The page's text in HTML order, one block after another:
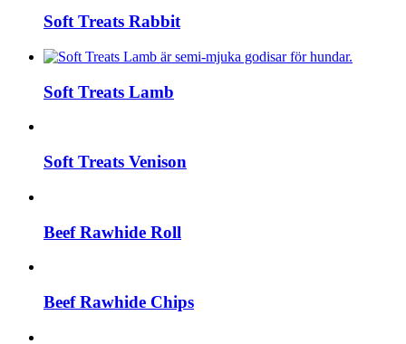
Soft Treats Rabbit
Soft Treats Lamb
Soft Treats Venison
Beef Rawhide Roll
Beef Rawhide Chips